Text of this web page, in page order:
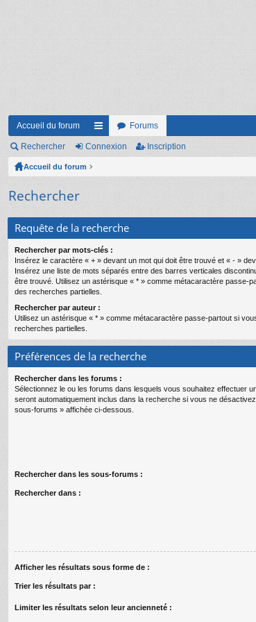
Accueil du forum
ac
s
Forums
Rechercher Connexion Inscription
Accueil du forum
Rechercher
Requête de la recherche
Rechercher par mots-clés :
Insérez le caractère « + » devant un mot qui doit être trouvé et « - »
Insérez une liste de mots séparés entre des barres verticales
être trouvé. Utilisez un astérisque « * » comme métacaractère passe-
des recherches partielles.
Rechercher par auteur :
Utilisez un astérisque « * » comme métacaractère passe-partout si
recherches partielles.
Préférences de la recherche
Rechercher dans les forums :
Sélectionnez le ou les forums dans lesquels vous souhaitez effectuer
seront automatiquement inclus dans la recherche si vous ne
sous-forums » affichée ci-dessous.
Rechercher dans les sous-forums :
Rechercher dans :
Afficher les résultats sous forme de :
Trier les résultats par :
Limiter les résultats selon leur ancienneté :